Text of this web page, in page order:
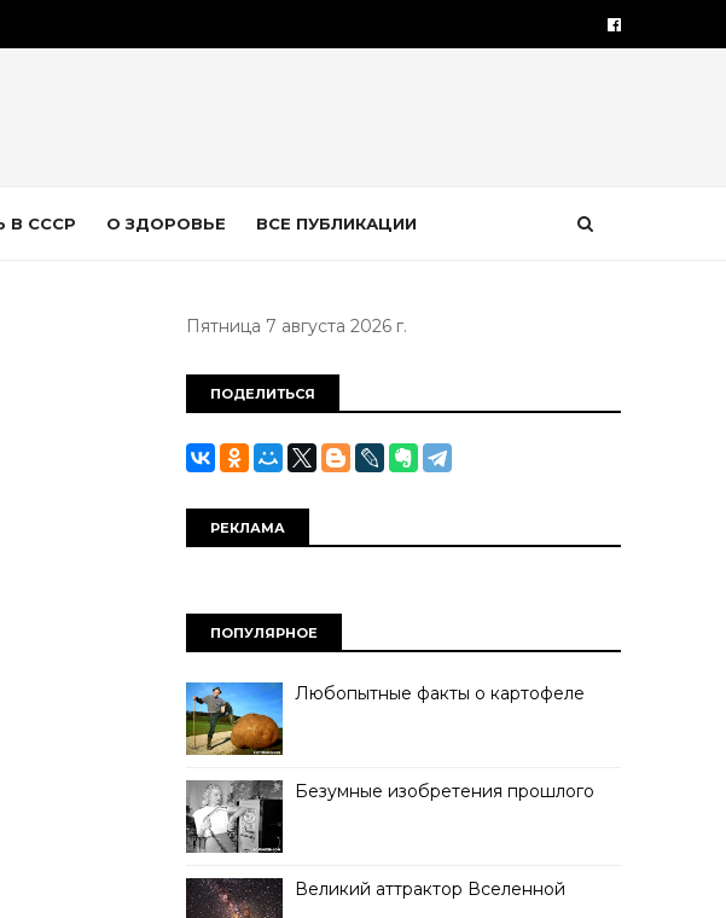
В СССР О ЗДОРОВЬЕ ВСЕ ПУБЛИКАЦИИ
Пятница 7 августа 2026 г.
ПОДЕЛИТЬСЯ
РЕКЛАМА
ПОПУЛЯРНОЕ
Любопытные факты о картофеле
Безумные изобретения прошлого
Великий аттрактор Вселенной